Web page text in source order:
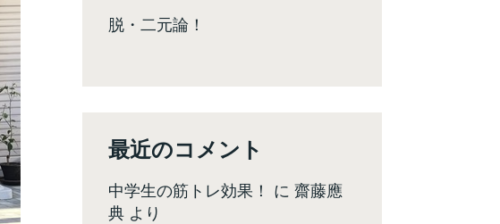
脱・二元論！
最近のコメント
中学生の筋トレ効果！ に 齋藤應
典 より